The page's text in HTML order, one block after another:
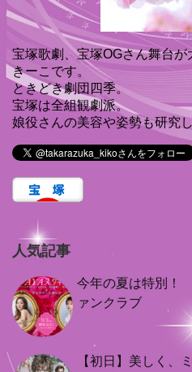
宝塚歌劇、宝塚OGさん舞台が
きーこです。
ときどき劇団四季。
宝塚は全組観劇派。
娘役さんの美容や姿勢も研究
人気記事
今年の夏は特別！
ァンクラブ
【初日】美しく、